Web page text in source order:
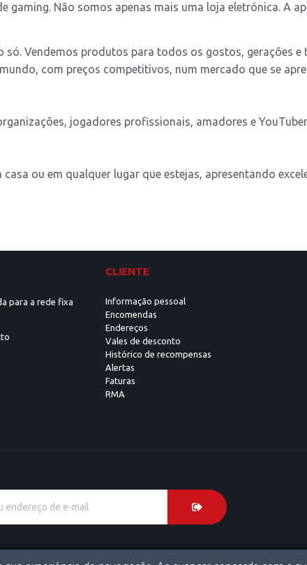
Não somos apenas mais uma loja eletrónica. A
só. Vendemos produtos para todos os gostos, gerações
com preços competitivos, num mercado que se
jogadores profissionais, amadores e
ou em qualquer lugar que estejas, apresentando
para a rede fixa
CLIENTE
Informação pessoal
Encomendas
Endereços
Vales de desconto
Histórico de recompensas
Alertas
Faturas
RMA